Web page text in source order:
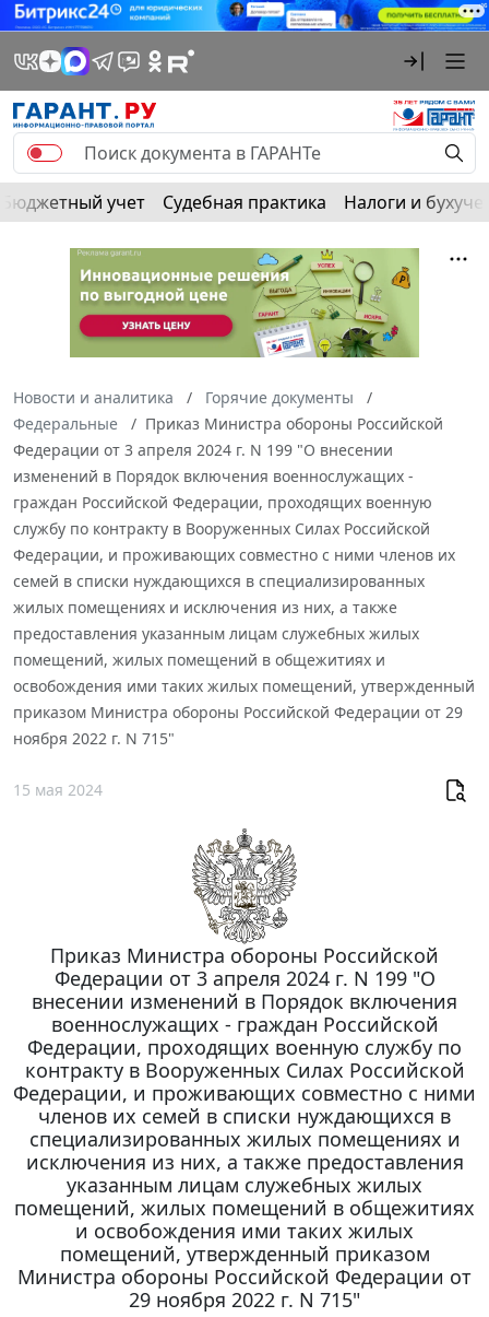
Бюджетный учет Судебная практика Налоги и
Новости и аналитика
Горячие документы
Федеральные
Приказ Министра обороны Российской
Федерации от 3 апреля 2024 г. N 199 "О внесении
изменений в Порядок включения военнослужащих -
граждан Российской Федерации, проходящих военную
службу по контракту в Вооруженных Силах Российской
Федерации, и проживающих совместно с ними членов их
семей в списки нуждающихся в специализированных
жилых помещениях и исключения из них, а также
предоставления указанным лицам служебных жилых
помещений, жилых помещений в общежитиях и
освобождения ими таких жилых помещений, утвержденный
приказом Министра обороны Российской Федерации от 29
ноября 2022 г. N 715"
15 мая 2024
Приказ Министра обороны Российской
Федерации от 3 апреля 2024 г. N 199 "О
внесении изменений в Порядок включения
военнослужащих - граждан Российской
Федерации, проходящих военную службу по
контракту в Вооруженных Силах Российской
Федерации, и проживающих совместно с ними
членов их семей в списки нуждающихся в
специализированных жилых помещениях и
исключения из них, а также предоставления
указанным лицам служебных жилых
помещений, жилых помещений в общежитиях
и освобождения ими таких жилых
помещений, утвержденный приказом
Министра обороны Российской Федерации от
29 ноября 2022 г. N 715"